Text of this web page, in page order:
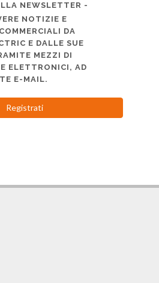
NEWSLETTER -
NOTIZIE E
DA
E DALLE SUE
MEZZI DI
ELETTRONICI, AD
E-MAIL.
Registrati